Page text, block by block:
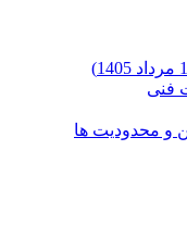
و محدودیت ها